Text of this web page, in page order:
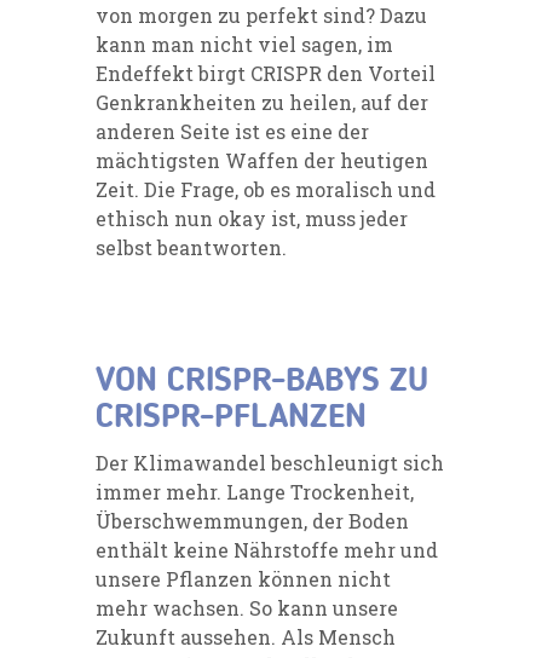
von morgen zu perfekt sind? Dazu
kann man nicht viel sagen, im
Endeffekt birgt CRISPR den Vorteil
Genkrankheiten zu heilen, auf der
anderen Seite ist es eine der
mächtigsten Waffen der heutigen
Zeit. Die Frage, ob es moralisch und
ethisch nun okay ist, muss jeder
selbst beantworten.
VON CRISPR-BABYS ZU
CRISPR-PFLANZEN
Der Klimawandel beschleunigt sich
immer mehr. Lange Trockenheit,
Überschwemmungen, der Boden
enthält keine Nährstoffe mehr und
unsere Pflanzen können nicht
mehr wachsen. So kann unsere
Zukunft aussehen. Als Mensch